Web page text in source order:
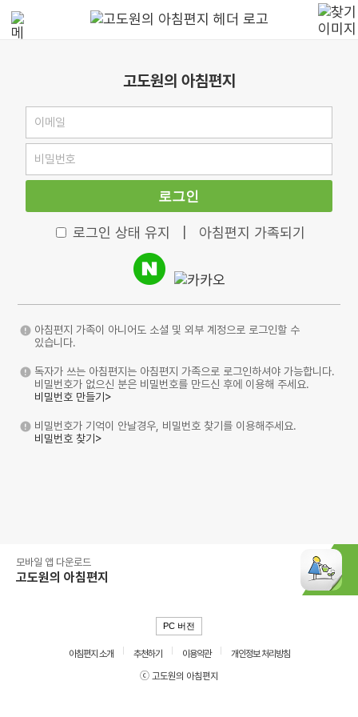
고도원의 아침편지
로그인
로그인 상태 유지 아침편지 가족되기
아침편지 가족이 아니어도 소셜 및 외부 계정으로 로그인할 수
있습니다.
독자가 쓰는 아침편지는 아침편지 가족으로 로그인하셔야 가능합니다.
비밀번호가 없으신 분은 비밀번호를 만드신 후에 이용해 주세요.
비밀번호 만들기>
비밀번호가 기억이 안날경우, 비밀번호 찾기를 이용해주세요.
비밀번호 찾기>
모바일 앱 다운로드
고도원의 아침편지
PC 버전
아침편지 소개 추천하기 이용약관
개인정보 처리방침
ⓒ 고도원의 아침편지